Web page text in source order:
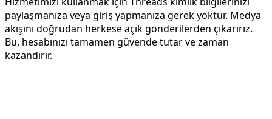
paylaşmanıza veya giriş yapmanıza gerek yoktur. Medya
akışını doğrudan herkese açık gönderilerden çıkarırız.
Bu, hesabınızı tamamen güvende tutar ve zaman
kazandırır.